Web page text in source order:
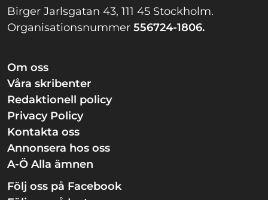
Birger Jarlsgatan 43, 111 45 Stockholm.
Organisationsnummer 556724-1806.
Om oss
Våra skribenter
Redaktionell policy
Privacy Policy
Kontakta oss
Annonsera hos oss
A-Ö Alla ämnen
Följ oss på Facebook